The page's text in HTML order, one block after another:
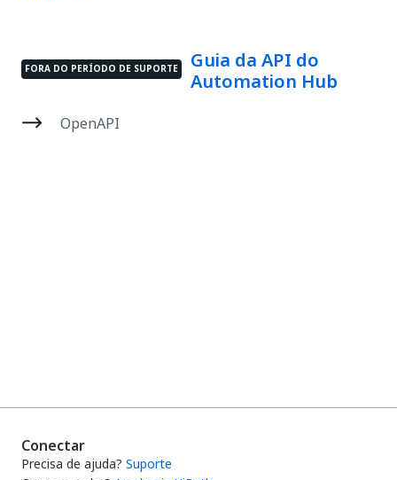
FORA DO PERÍODO DE SUPORTE
Guia da API do
Automation Hub
OpenAPI
Conectar
Precisa de ajuda? Suporte